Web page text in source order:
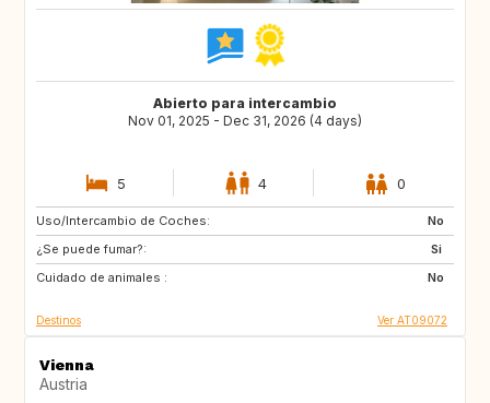
Abierto para intercambio
Nov 01, 2025 - Dec 31, 2026 (4 days)
5 4 0
Uso/Intercambio de Coches:
No
¿Se puede fumar?:
Si
Cuidado de animales :
No
IE
AT
NL
Destinos Ver AT09072
Vienna
Austria